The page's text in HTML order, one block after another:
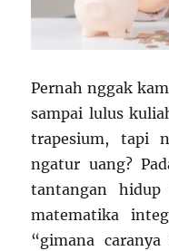
Pernah nggak
sampai lulus
trapesium, tapi
ngatur uang?
tantangan
matematika
“gimana